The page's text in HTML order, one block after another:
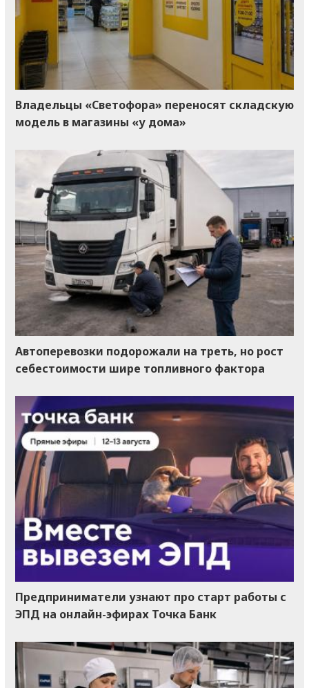
Владельцы «Светофора» переносят складскую
модель в магазины «у дома»
Автоперевозки подорожали на треть, но рост
себестоимости шире топливного фактора
Предприниматели узнают про старт работы с
ЭПД на онлайн-эфирах Точка Банк